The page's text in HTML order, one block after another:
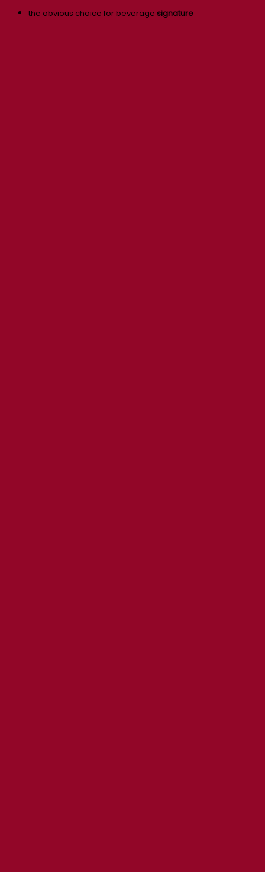
the obvious choice for beverage signature